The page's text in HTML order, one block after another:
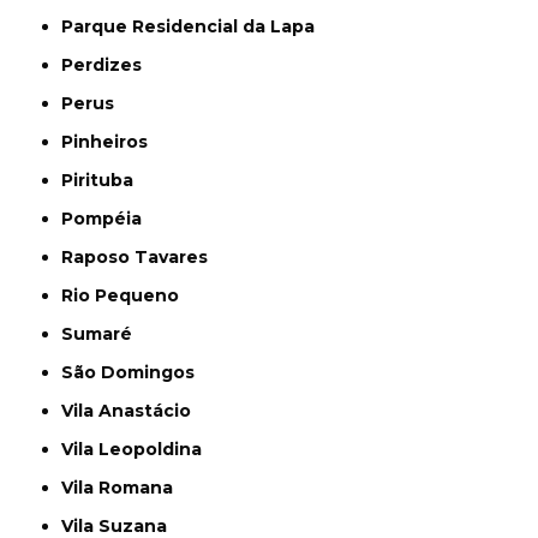
Parque Residencial da Lapa
Perdizes
Perus
Pinheiros
Pirituba
Pompéia
Raposo Tavares
Rio Pequeno
Sumaré
São Domingos
Vila Anastácio
Vila Leopoldina
Vila Romana
Vila Suzana